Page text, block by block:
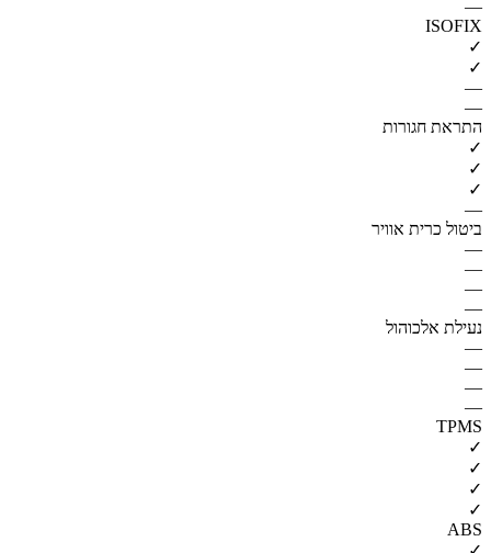
—
ISOFIX
✓
✓
—
—
התראת חגורות
✓
✓
✓
—
ביטול כרית אוויר
—
—
—
—
נעילת אלכוהול
—
—
—
—
TPMS
✓
✓
✓
✓
ABS